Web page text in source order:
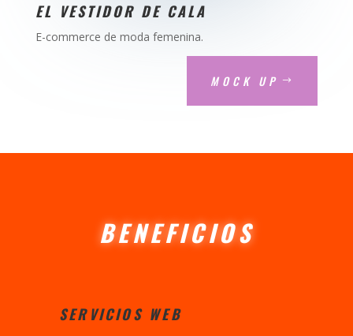
EL VESTIDOR DE CALA
E-commerce de moda femenina.
MOCK UP
BENEFICIOS
SERVICIOS WEB